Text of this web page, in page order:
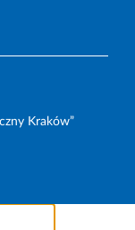
Kraków”